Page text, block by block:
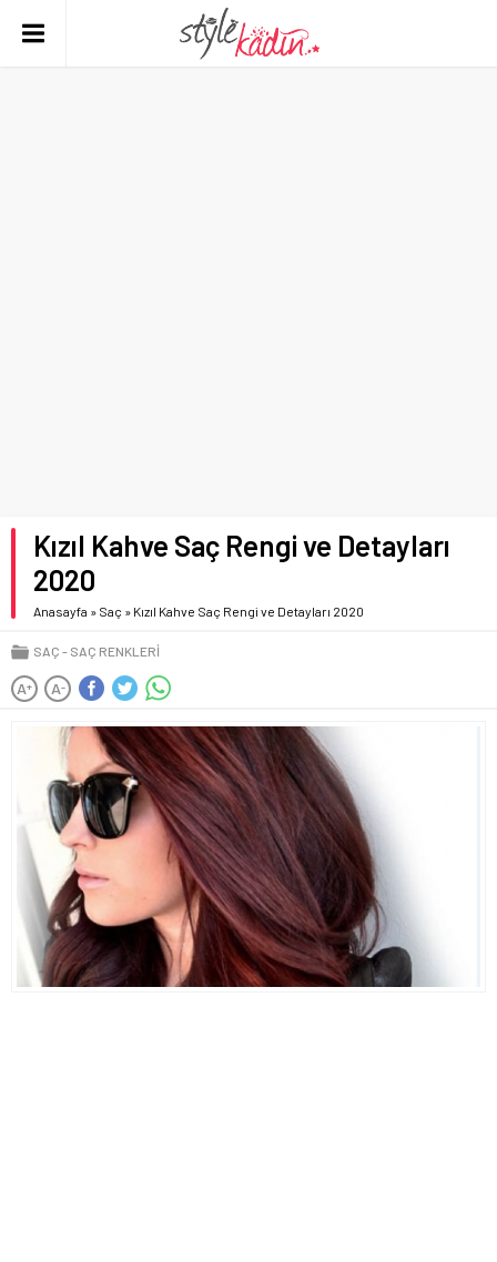
Kızıl Kahve Saç Rengi ve Detayları
2020
Anasayfa » Saç » Kızıl Kahve Saç Rengi ve Detayları 2020
SAÇ SAÇ RENKLERI
A+ A-